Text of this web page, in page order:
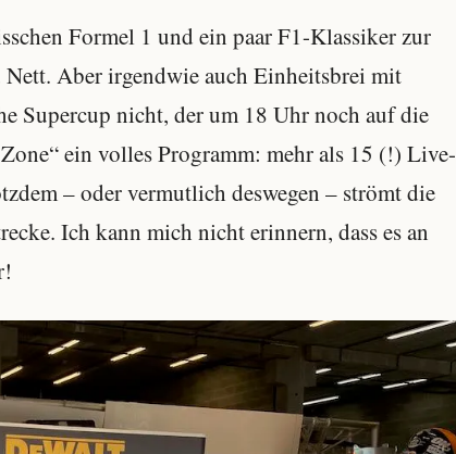
Formel 1 und ein paar F1-Klassiker zur
Aber irgendwie auch Einheitsbrei mit
Supercup nicht, der um 18 Uhr noch auf die
ein volles Programm: mehr als 15 (!) Live-
– oder vermutlich deswegen – strömt die
Ich kann mich nicht erinnern, dass es an